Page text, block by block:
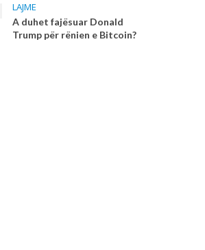
LAJME
A duhet fajësuar Donald
Trump për rënien e Bitcoin?